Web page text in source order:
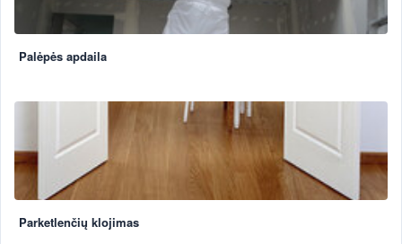
Palėpės apdaila
Parketlenčių klojimas